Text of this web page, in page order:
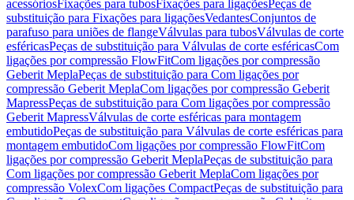
acessóriosFixações para tubosFixações para ligaçõesPeças de
substituição para Fixações para ligaçõesVedantesConjuntos de
parafuso para uniões de flangeVálvulas para tubosVálvulas de corte
esféricasPeças de substituição para Válvulas de corte esféricasCom
ligações por compressão FlowFitCom ligações por compressão
Geberit MeplaPeças de substituição para Com ligações por
compressão Geberit MeplaCom ligações por compressão Geberit
MapressPeças de substituição para Com ligações por compressão
Geberit MapressVálvulas de corte esféricas para montagem
embutidoPeças de substituição para Válvulas de corte esféricas para
montagem embutidoCom ligações por compressão FlowFitCom
ligações por compressão Geberit MeplaPeças de substituição para
Com ligações por compressão Geberit MeplaCom ligações por
compressão VolexCom ligações CompactPeças de substituição para